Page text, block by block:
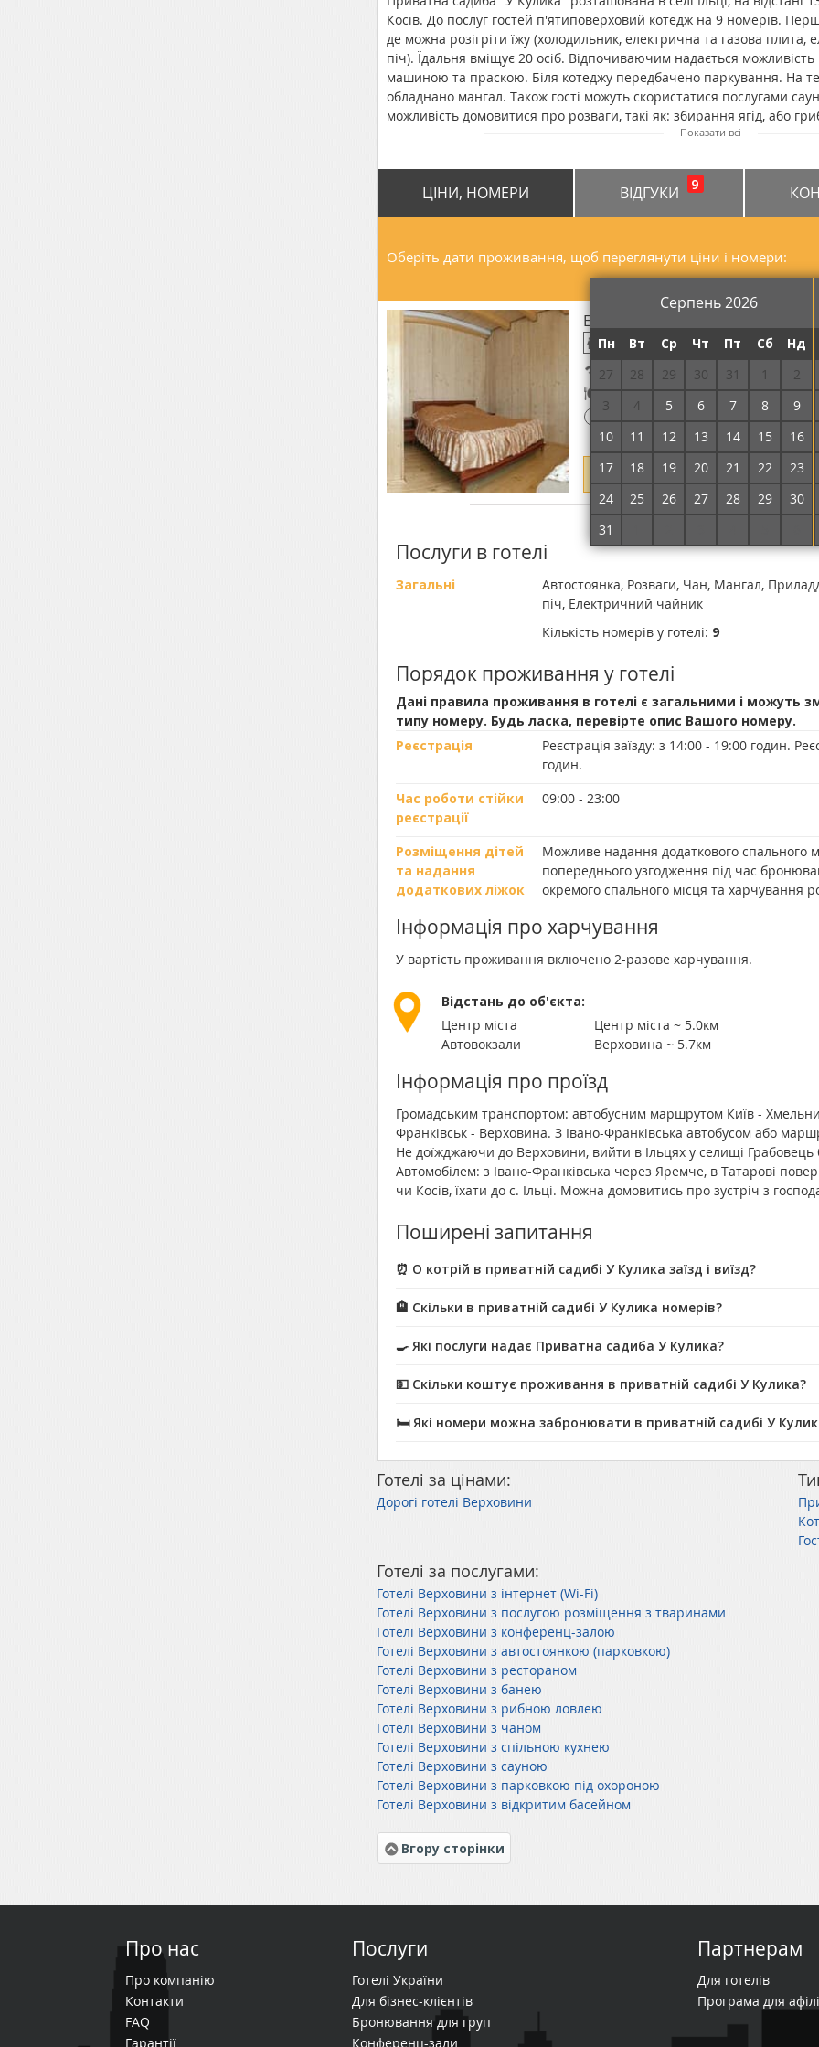
Косів. До послуг гостей п'ятиповерховий котедж на 9 номерів.
де можна розігріти їжу (холодильник, електрична та газова плита,
піч). Їдальня вміщує 20 осіб. Відпочиваючим надається
машиною та праскою. Біля котеджу передбачено паркування. На
обладнано мангал. Також гості можуть скористатися послугами
можливість домовитися про розваги, такі як: збирання ягід, або
магазину чи кафе 1,3 км. Відстань від приватної садиби "У Кулика"
Показати всі
ЦІНИ, НОМЕРИ ВІДГУКИ 9
Оберіть дати проживання, щоб переглянути ціни і номери:
Серпень 2026
Пн Вт Ср Чт Пт Сб
Нд
27
28 29 30 31 1
2
3
4 5 6 7 8
9
10
11 12 13 14 15
16
17
18 19 20 21 22
23
24
25 26 27 28 29
30
31
Економ двомісний
Безкоштовний Wi-Fi
2-разове харчування
!
Вкажіть дати проживання, щоб
Докладніше про номер
Послуги в готелі
Загальні
Автостоянка, Розваги, Чан, Мангал,
піч, Електричний чайник
Кількість номерів у готелі: 9
Порядок проживання у готелі
Дані правила проживання в готелі є загальними і можуть
типу номеру. Будь ласка, перевірте опис Вашого номеру.
Реєстрація
Реєстрація заїзду: з 14:00 - 19:00 годин.
годин.
Час роботи стійки
реєстрації
09:00 - 23:00
Розміщення дітей
та надання
додаткових ліжок
Можливе надання додаткового спального
попереднього узгодження під час
окремого спального місця та харчування
Інформація про харчування
У вартість проживання включено 2-разове харчування.
Відстань до об'єкта:
Центр міста
Центр міста ~ 5.0км
Автовокзали
Верховина ~ 5.7км
Інформація про проїзд
Громадським транспортом: автобусним маршрутом Київ -
Франківськ - Верховина. З Івано-Франківська автобусом або
Не доїжджаючи до Верховини, вийти в Ільцях у селищі Грабовець
Автомобілем: з Івано-Франківська через Яремче, в Татарові
чи Косів, їхати до с. Ільці. Можна домовитись про зустріч з
Поширені запитання
⏰ О котрій в приватній садибі У Кулика заїзд і виїзд?
🏨 Скільки в приватній садибі У Кулика номерів?
🍳 Які послуги надає Приватна садиба У Кулика?
💵 Скільки коштує проживання в приватній садибі У Кулика?
🛏️ Які номери можна забронювати в приватній садибі У
Готелі за цінами:
Дорогі готелі Верховини
Готелі за послугами:
Готелі Верховини з інтернет (Wi-Fi)
Готелі Верховини з послугою розміщення з тваринами
Готелі Верховини з конференц-залою
Готелі Верховини з автостоянкою (парковкою)
Готелі Верховини з рестораном
Готелі Верховини з банею
Готелі Верховини з рибною ловлею
Готелі Верховини з чаном
Готелі Верховини з спільною кухнею
Готелі Верховини з сауною
Готелі Верховини з парковкою під охороною
Готелі Верховини з відкритим басейном
Вгору сторінки
Про нас
Про компанію
Контакти
FAQ
Гарантії
Послуги
Готелі України
Для бізнес-клієнтів
Бронювання для груп
Конференц-зали
Партнерам
Для готелів
Програма для